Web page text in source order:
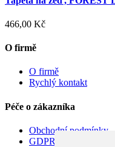
466,00 Kč
O firmě
O firmě
Rychlý kontakt
Péče o zákazníka
Obchodní podmínky
GDPR